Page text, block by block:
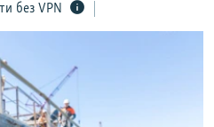
без VPN